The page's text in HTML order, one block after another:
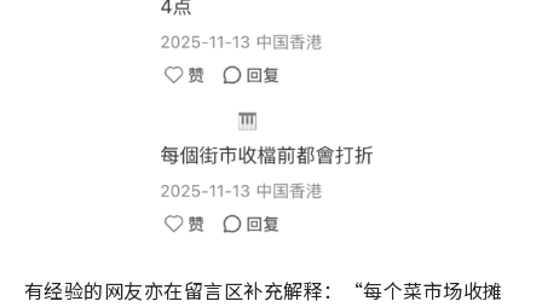
有经验的网友亦在留言区补充解释：“每个菜市场收摊